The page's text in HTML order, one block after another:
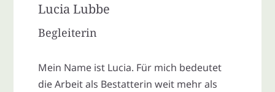
Lucia Lubbe
Begleiterin
Mein Name ist Lucia. Für mich bedeutet
die Arbeit als Bestatterin weit mehr als